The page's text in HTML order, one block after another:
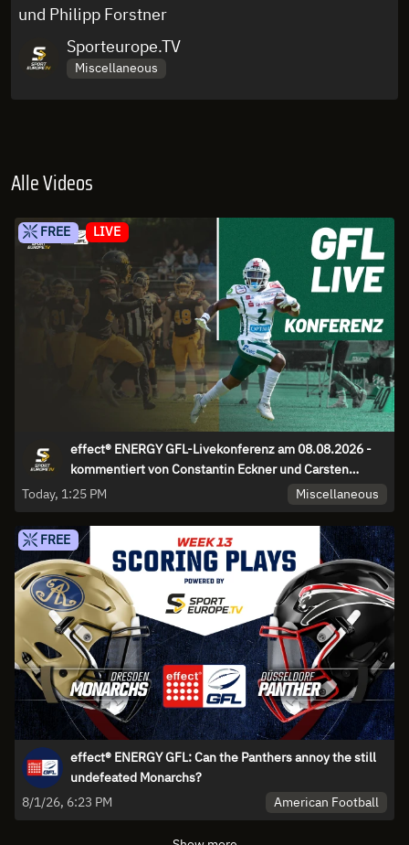
und Philipp Forstner
Sporteurope.TV
Miscellaneous
Alle Videos
FREE LIVE
effect® ENERGY GFL-Livekonferenz am 08.08.2026 -
kommentiert von Constantin Eckner und Carsten
Spengemann
Today, 1:25 PM Miscellaneous
FREE
effect® ENERGY GFL: Can the Panthers annoy the still
undefeated Monarchs?
8/1/26, 6:23 PM
American Football